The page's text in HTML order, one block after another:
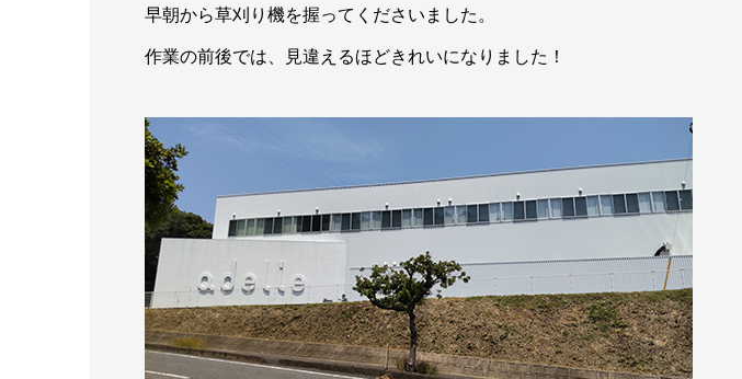
早朝から草刈り機を握ってくださいました。
作業の前後では、見違えるほどきれいになりました！